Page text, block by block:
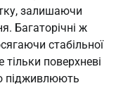
залишаючи
Багаторічні ж
стабільної
поверхневі
підживлюють